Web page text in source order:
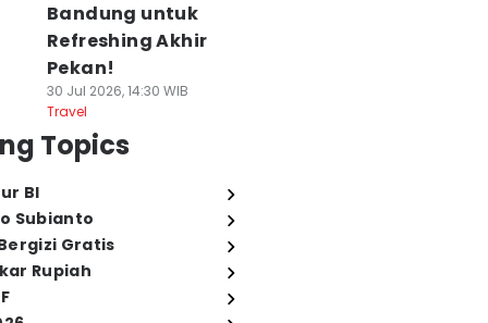
Bandung untuk
Refreshing Akhir
Pekan!
30 Jul 2026, 14:30 WIB
Travel
Topics
BI
Subianto
Gratis
Rupiah